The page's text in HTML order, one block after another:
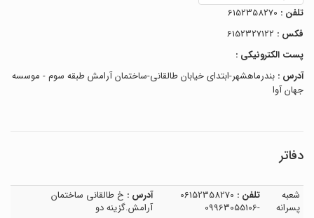
تلفن : 6152358270
فکس : 6152327122
پست الکترونیکی :
آدرس : بندرماهشهر-ابتدای خیابان طالقانی-ساختمان آرامش طبقه سوم - موسسه
جهان آوا
دفاتر
شعبه
پسرانه
تلفن : 06152358270
-09963055106
آدرس : خ طالقانی ساختمان
آرامش.گزینه دو